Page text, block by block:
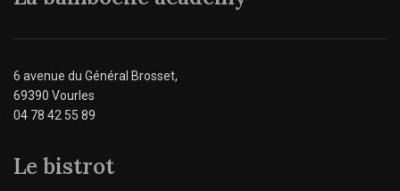
6 avenue du Général Brosset,
69390 Vourles
04 78 42 55 89
Le bistrot